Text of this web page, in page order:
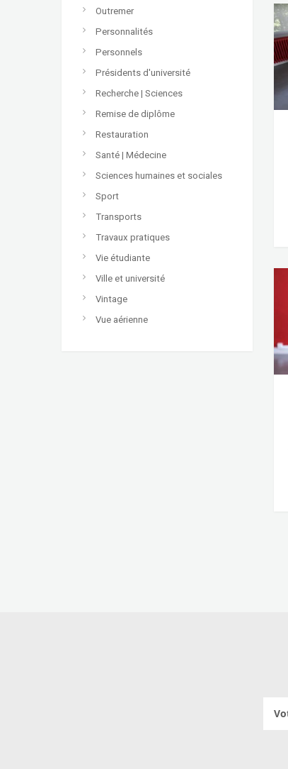
Outremer
Personnalités
Personnels
Présidents d'université
Recherche | Sciences
Remise de diplôme
Restauration
Santé | Médecine
Sciences humaines et sociales
Sport
Transports
Travaux pratiques
Vie étudiante
Ville et université
Vintage
Vue aérienne